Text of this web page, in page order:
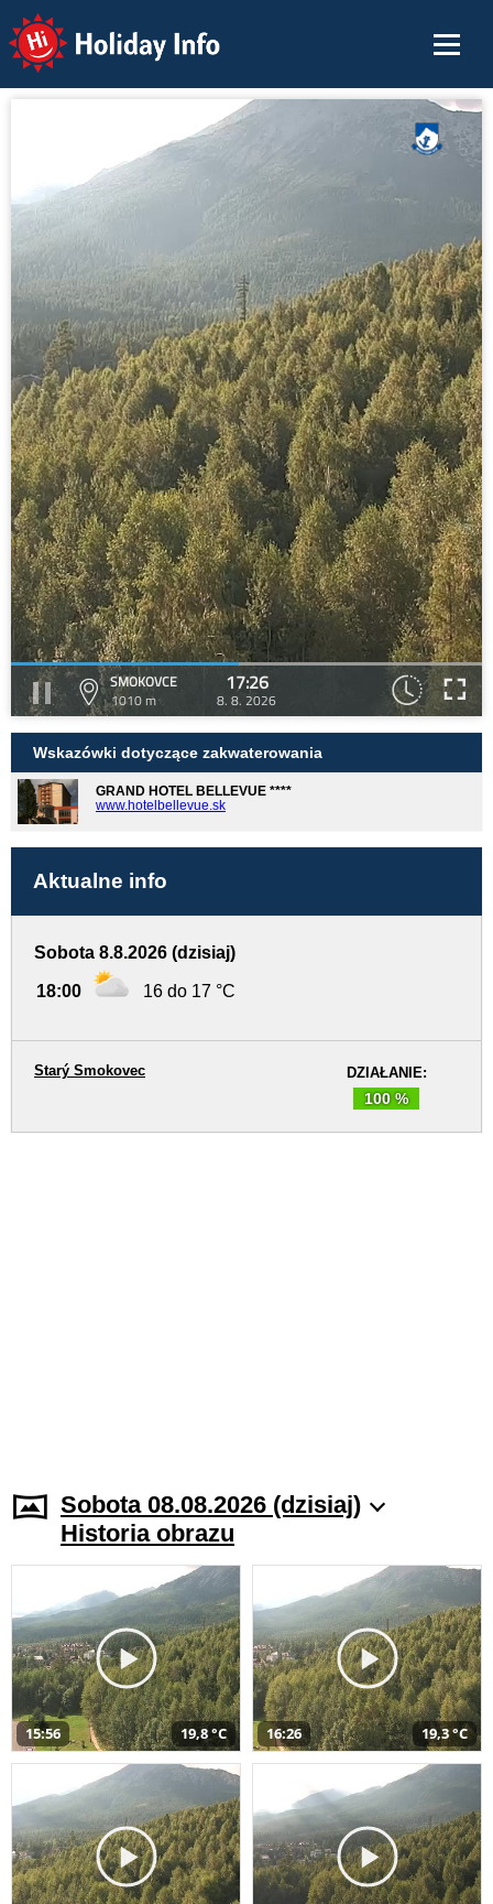
Holiday Info
SMOKOVCE
1010 m
17:26
8. 8. 2026
Wskazówki dotyczące zakwaterowania
GRAND HOTEL BELLEVUE ****
www.hotelbellevue.sk
Aktualne info
Sobota 8.8.2026 (dzisiaj)
18:00 16 do 17 °C
DZIAŁANIE:
100 %
Starý Smokovec
Sobota 08.08.2026 (dzisiaj)
Historia obrazu
15:56 19,8 °C 16:26 19,3 °C